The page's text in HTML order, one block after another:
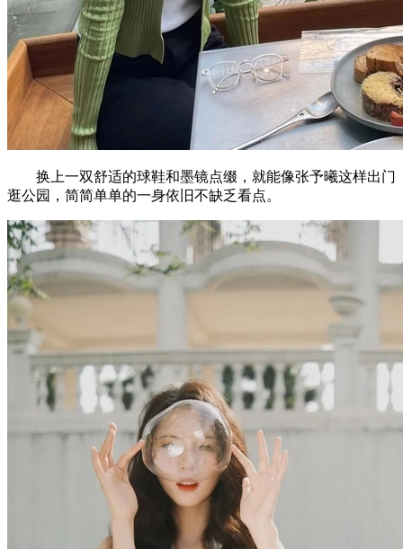
换上一双舒适的球鞋和墨镜点缀，就能像张予曦这样出门
逛公园，简简单单的一身依旧不缺乏看点。